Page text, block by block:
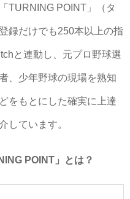
TURNING POINT」（タ
録だけでも250本以上の指
と連動し、元プロ野球選
、少年野球の現場を熟知
をもとにした確実に上達
しています。
POINT」とは？